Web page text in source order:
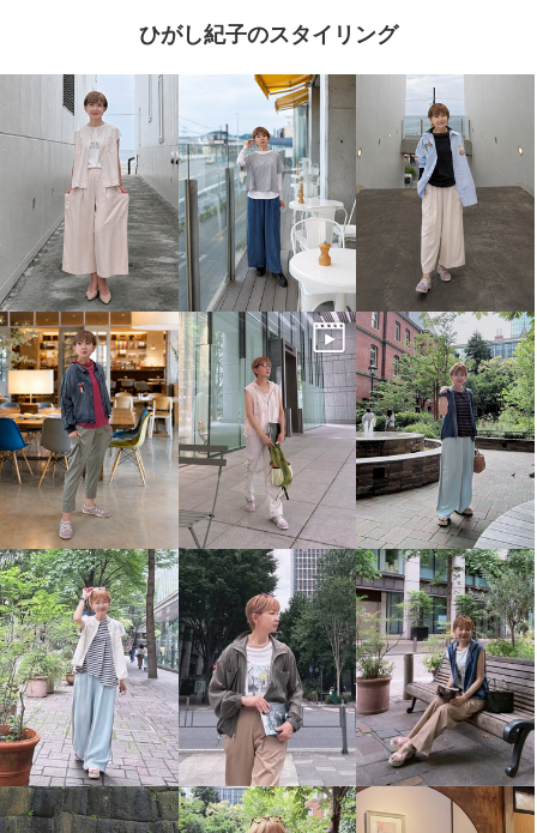
ひがし紀子のスタイリング